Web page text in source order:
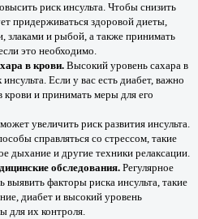
риск инсульта. Чтобы снизить
придерживаться здоровой диеты,
злаками и рыбой, а также принимать
это необходимо.
в крови. Высокий уровень сахара в
Если у вас есть диабет, важно
крови и принимать меры для его
увеличить риск развития инсульта.
справляться со стрессом, такие
дыхание и другие техники релаксации.
обследования. Регулярное
факторы риска инсульта, такие
диабет и высокий уровень
для их контроля.